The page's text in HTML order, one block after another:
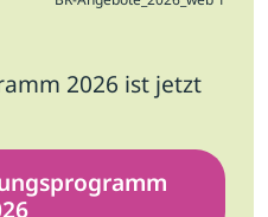
2026 ist jetzt